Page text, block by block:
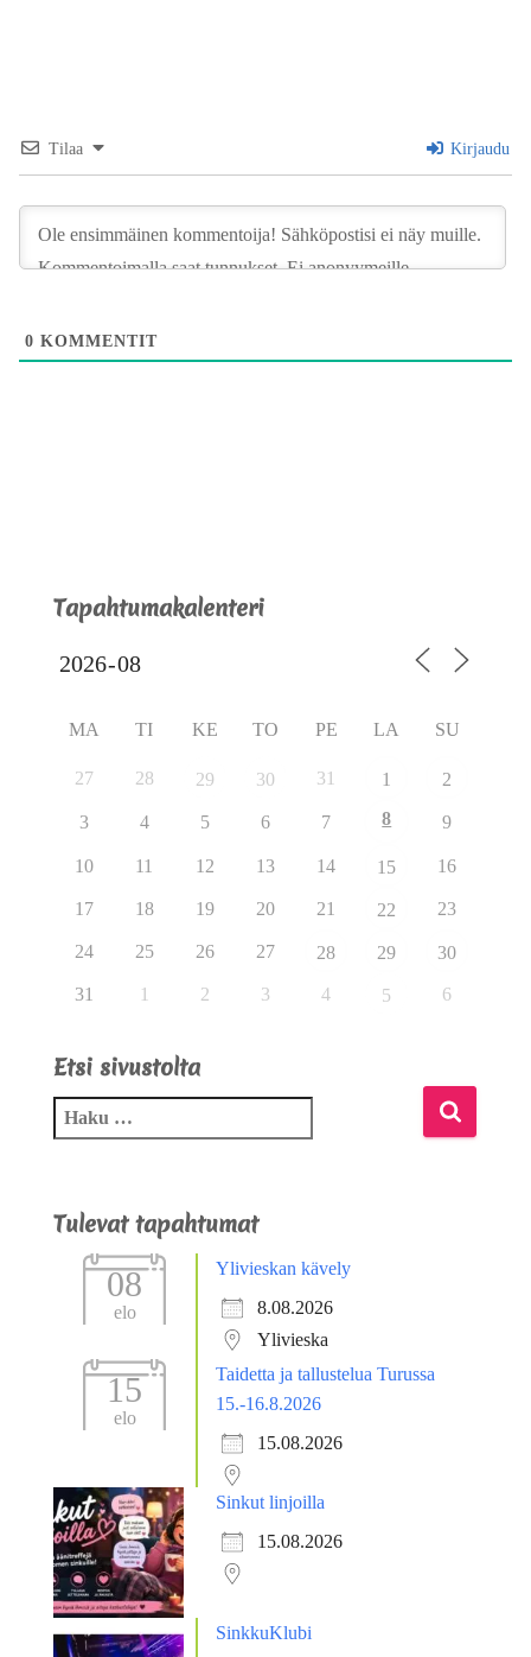
Tilaa Kirjaudu
0 KOMMENTIT
Tapahtumakalenteri
MA TI KE TO PE LA SU
27 28 29 30 31 1 2
3 4 5 6 7 8 9
10 11 12 13 14 15 16
17 18 19 20 21 22 23
24 25 26 27 28 29 30
31 1 2 3 4 5 6
Etsi sivustolta
Tulevat tapahtumat
08
elo
Ylivieskan kävely
8.08.2026
Ylivieska
15
elo
Taidetta ja tallustelua Turussa
15.-16.8.2026
15.08.2026
Sinkut linjoilla
15.08.2026
SinkkuKlubi